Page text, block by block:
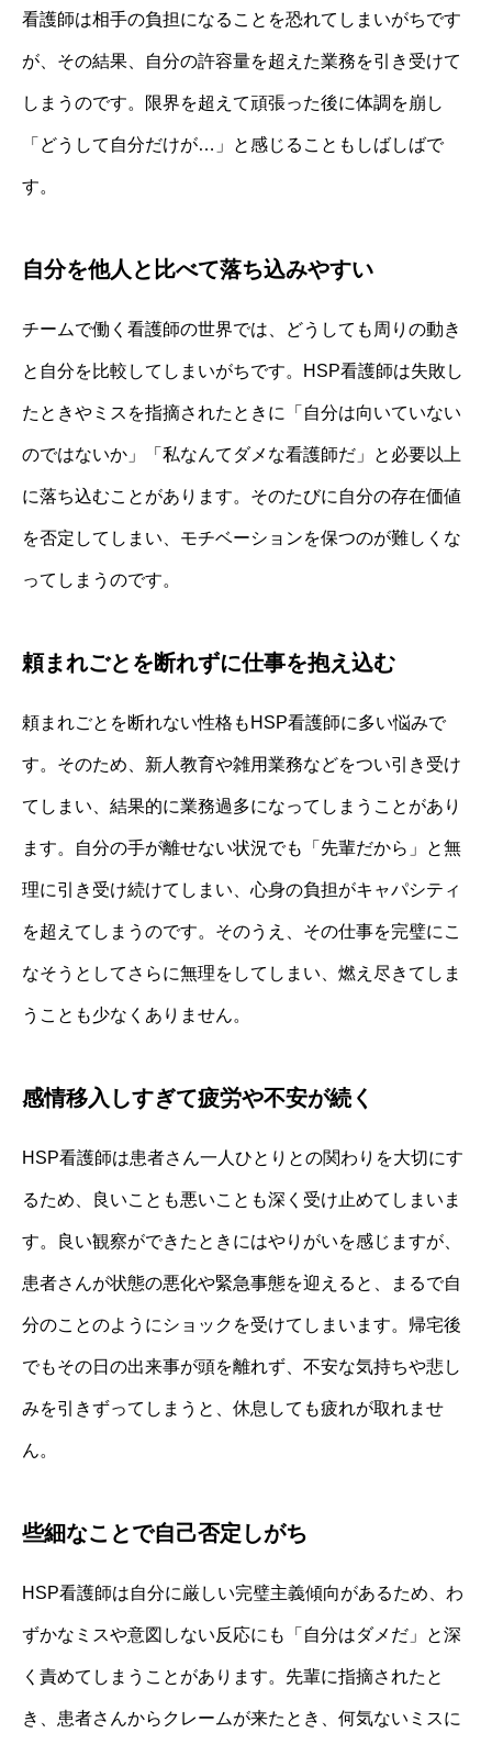
看護師は相手の負担になることを恐れてしまいがちです
が、その結果、自分の許容量を超えた業務を引き受けて
しまうのです。限界を超えて頑張った後に体調を崩し
「どうして自分だけが…」と感じることもしばしばで
す。
自分を他人と比べて落ち込みやすい
チームで働く看護師の世界では、どうしても周りの動き
と自分を比較してしまいがちです。HSP看護師は失敗し
たときやミスを指摘されたときに「自分は向いていない
のではないか」「私なんてダメな看護師だ」と必要以上
に落ち込むことがあります。そのたびに自分の存在価値
を否定してしまい、モチベーションを保つのが難しくな
ってしまうのです。
頼まれごとを断れずに仕事を抱え込む
頼まれごとを断れない性格もHSP看護師に多い悩みで
す。そのため、新人教育や雑用業務などをつい引き受け
てしまい、結果的に業務過多になってしまうことがあり
ます。自分の手が離せない状況でも「先輩だから」と無
理に引き受け続けてしまい、心身の負担がキャパシティ
を超えてしまうのです。そのうえ、その仕事を完璧にこ
なそうとしてさらに無理をしてしまい、燃え尽きてしま
うことも少なくありません。
感情移入しすぎて疲労や不安が続く
HSP看護師は患者さん一人ひとりとの関わりを大切にす
るため、良いことも悪いことも深く受け止めてしまいま
す。良い観察ができたときにはやりがいを感じますが、
患者さんが状態の悪化や緊急事態を迎えると、まるで自
分のことのようにショックを受けてしまいます。帰宅後
でもその日の出来事が頭を離れず、不安な気持ちや悲し
みを引きずってしまうと、休息しても疲れが取れませ
ん。
些細なことで自己否定しがち
HSP看護師は自分に厳しい完璧主義傾向があるため、わ
ずかなミスや意図しない反応にも「自分はダメだ」と深
く責めてしまうことがあります。先輩に指摘されたと
き、患者さんからクレームが来たとき、何気ないミスに